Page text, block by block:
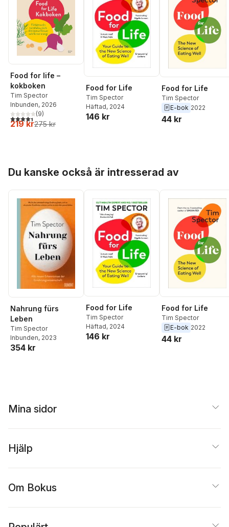
Food for life –
kokboken
Tim Spector
Inbunden, 2026
4,4utav 5 stjärnor. Totalt antal röster:
(9)
219 kr275 kr
Food for Life
Tim Spector
Häftad, 2024
146 kr
Food for Life
Tim Spector
E-bok 2022
44 kr
Du kanske också är intresserad av
Nahrung fürs
Leben
Tim Spector
Inbunden, 2023
354 kr
Food for Life
Tim Spector
Häftad, 2024
146 kr
Food for Life
Tim Spector
E-bok 2022
44 kr
Mina sidor
Hjälp
Om Bokus